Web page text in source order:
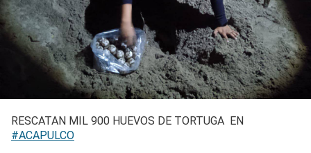
RESCATAN MIL 900 HUEVOS DE TORTUGA EN
#ACAPULCO